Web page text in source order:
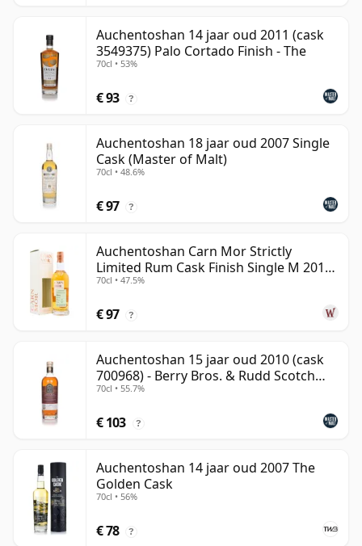
Auchentoshan 14 jaar oud 2011 (cask
3549375) Palo Cortado Finish - The
70cl • 53%
€ 93 ?
Auchentoshan 18 jaar oud 2007 Single
Cask (Master of Malt)
70cl • 48.6%
€ 97 ?
Auchentoshan Carn Mor Strictly
Limited Rum Cask Finish Single M 2011
9 jaar oud
70cl • 47.5%
€ 97 ?
Auchentoshan 15 jaar oud 2010 (cask
700968) - Berry Bros. & Rudd Scotch
Whisky
70cl • 55.7%
€ 103 ?
Auchentoshan 14 jaar oud 2007 The
Golden Cask
70cl • 56%
€ 78 ?